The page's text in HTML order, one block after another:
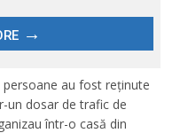
persoane au fost reținute
un dosar de trafic de
într-o casă din